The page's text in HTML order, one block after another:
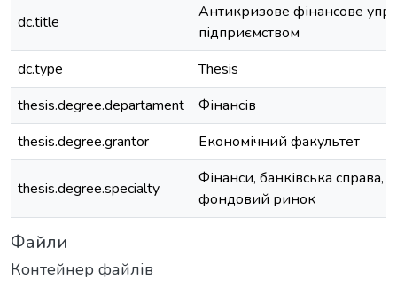
dc.title
Антикризове фінансове
підприємством
dc.type
Thesis
thesis.degree.departament
Фінансів
thesis.degree.grantor
Економічний факультет
thesis.degree.specialty
Фінанси, банківська справа,
фондовий ринок
Файли
Контейнер файлів